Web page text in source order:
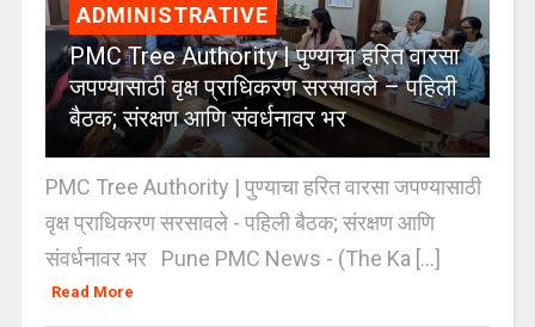
ADMINISTRATIVE
PMC Tree Authority | पुण्याचा हरित वारसा
जपण्यासाठी वृक्ष प्राधिकरण सरसावले – पहिली
बैठक; संरक्षण आणि संवर्धनावर भर
PMC Tree Authority | पुण्याचा हरित वारसा जपण्यासाठी
वृक्ष प्राधिकरण सरसावले - पहिली बैठक; संरक्षण आणि
संवर्धनावर भर Pune PMC News - (The Ka [...]
Read More